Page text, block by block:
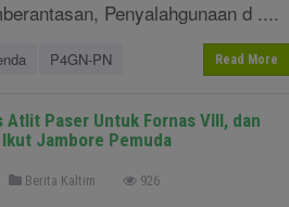
Penyalahgunaan d ....
P4GN-PN Read More
Paser Untuk Fornas VIII, dan
Jambore Pemuda
Berita Kaltim 926